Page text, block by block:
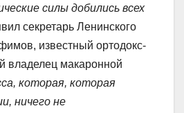
силы добились всех
секретарь Ленинского
известный ортодокс-
владелец макаронной
которая, которая
ничего не